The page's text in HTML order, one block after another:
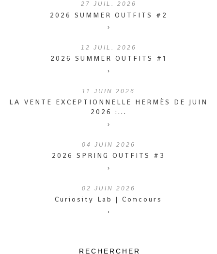
27 JUIL. 2026
2026 SUMMER OUTFITS #2
›
12 JUIL. 2026
2026 SUMMER OUTFITS #1
›
11 JUIN 2026
LA VENTE EXCEPTIONNELLE HERMÈS DE JUIN
2026 :...
›
04 JUIN 2026
2026 SPRING OUTFITS #3
›
02 JUIN 2026
Curiosity Lab | Concours
›
RECHERCHER